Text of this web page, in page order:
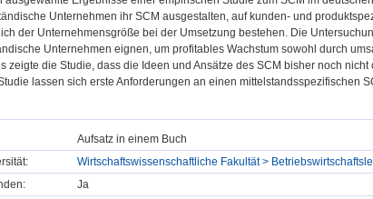
Unternehmen ihr SCM ausgestalten, auf kunden- und
der Unternehmensgröße bei der Umsetzung bestehen. Die
Unternehmen eignen, um profitables Wachstum sowohl durch
zeigte die Studie, dass die Ideen und Ansätze des SCM bisher noch
lassen sich erste Anforderungen an einen mittelstandsspezifischen
Aufsatz in einem Buch
Wirtschaftswissenschaftliche Fakultät >
Ja